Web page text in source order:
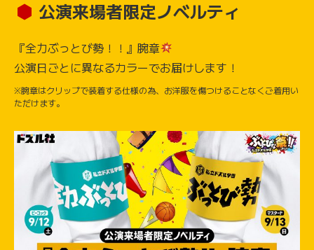
公演来場者限定ノベルティ
『全力ぶっとび勢！！』腕章
公演日ごとに異なるカラーでお届けします！
※腕章はクリップで装着する仕様の為、お洋服を傷つけることなくご着用い
ただけます。